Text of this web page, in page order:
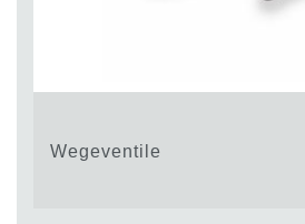
Wegeventile